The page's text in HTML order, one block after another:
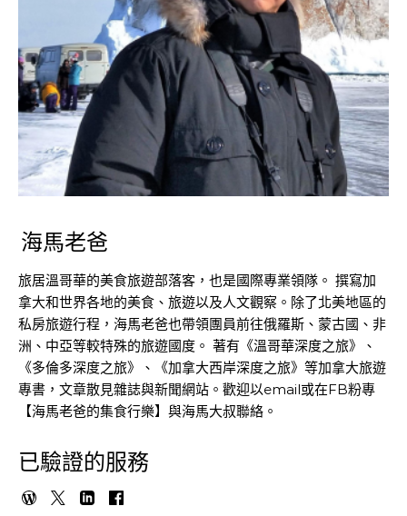
海馬老爸
旅居溫哥華的美食旅遊部落客，也是國際專業領隊。 撰寫加
拿大和世界各地的美食、旅遊以及人文觀察。除了北美地區的
私房旅遊行程，海馬老爸也帶領團員前往俄羅斯、蒙古國、非
洲、中亞等較特殊的旅遊國度。 著有《溫哥華深度之旅》、
《多倫多深度之旅》、《加拿大西岸深度之旅》等加拿大旅遊
專書，文章散見雜誌與新聞網站。歡迎以email或在FB粉專
【海馬老爸的集食行樂】與海馬大叔聯絡。
已驗證的服務